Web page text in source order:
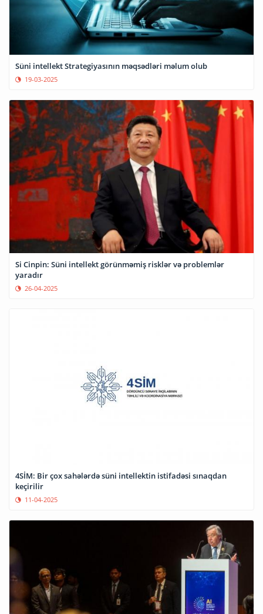
Süni intellekt Strategiyasının məqsədləri məlum olub
19-03-2025
Si Cinpin: Süni intellekt görünməmiş risklər və problemlər
yaradır
26-04-2025
4SİM: Bir çox sahələrdə süni intellektin istifadəsi sınaqdan
keçirilir
11-04-2025